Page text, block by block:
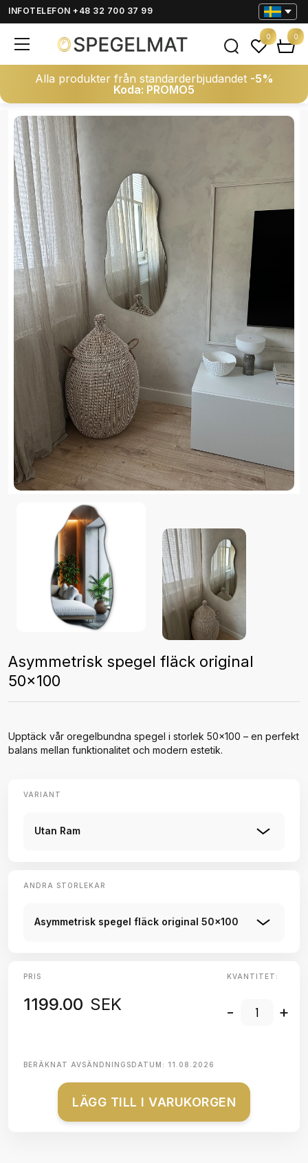
INFOTELEFON +48 32 700 37 99
Alla produkter från standarderbjudandet -5%
Koda: PROMO5
0 0
Asymmetrisk spegel fläck original
50x100
Upptäck vår oregelbundna spegel i storlek 50x100 – en perfekt
balans mellan funktionalitet och modern estetik.
VARIANT
Utan Ram
ANDRA STORLEKAR
Asymmetrisk spegel fläck original 50x100
PRIS
1199.00 SEK
KVANTITET:
- +
BERÄKNAT AVSÄNDNINGSDATUM: 11.08.2026
LÄGG TILL I VARUKORGEN